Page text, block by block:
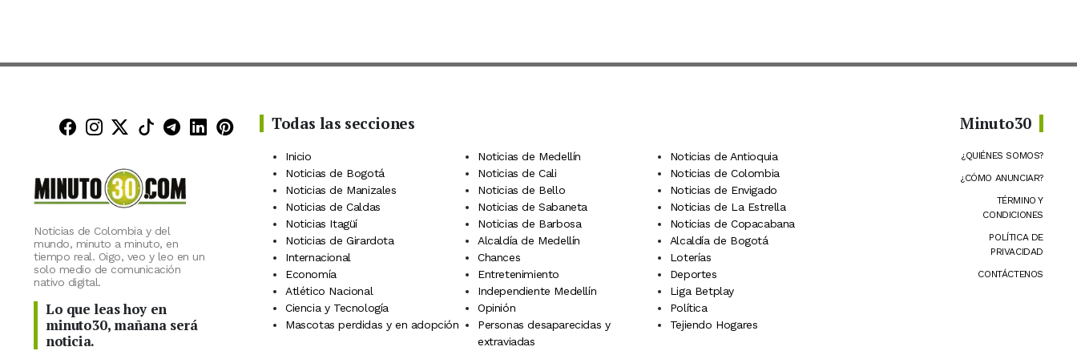
Minuto30 en Facebook
Minuto30 en Instagram
Minuto30 en X (Twitter)
Minuto30 en TikTok
Canal de Minuto30 en Telegram
Minuto30 en LinkedIn
Minuto30 en Pinterest
Noticias de Colombia y del
mundo, minuto a minuto, en
tiempo real. Oigo, veo y leo en un
solo medio de comunicación
nativo digital.
Lo que leas hoy en
minuto30, mañana será
noticia.
Todas las secciones
Inicio Noticias de Medellín
Noticias de Antioquia
Noticias de Bogotá
Noticias de Cali
Noticias de Colombia
Noticias de Manizales
Noticias de Bello
Noticias de Envigado
Noticias de Caldas
Noticias de Sabaneta
Noticias de La Estrella
Noticias Itagüí
Noticias de Barbosa
Noticias de Copacabana
Noticias de Girardota
Alcaldía de Medellín
Alcaldía de Bogotá
Internacional
Chances
Loterías
Economía
Entretenimiento
Deportes
Atlético Nacional
Independiente Medellín
Liga Betplay
Ciencia y Tecnología
Opinión
Política
Mascotas perdidas y en adopción
Personas desaparecidas y
extraviadas
Tejiendo Hogares
Minuto30
¿QUIÉNES SOMOS?
¿CÓMO ANUNCIAR?
TÉRMINO Y
CONDICIONES
POLÍTICA DE
PRIVACIDAD
CONTÁCTENOS